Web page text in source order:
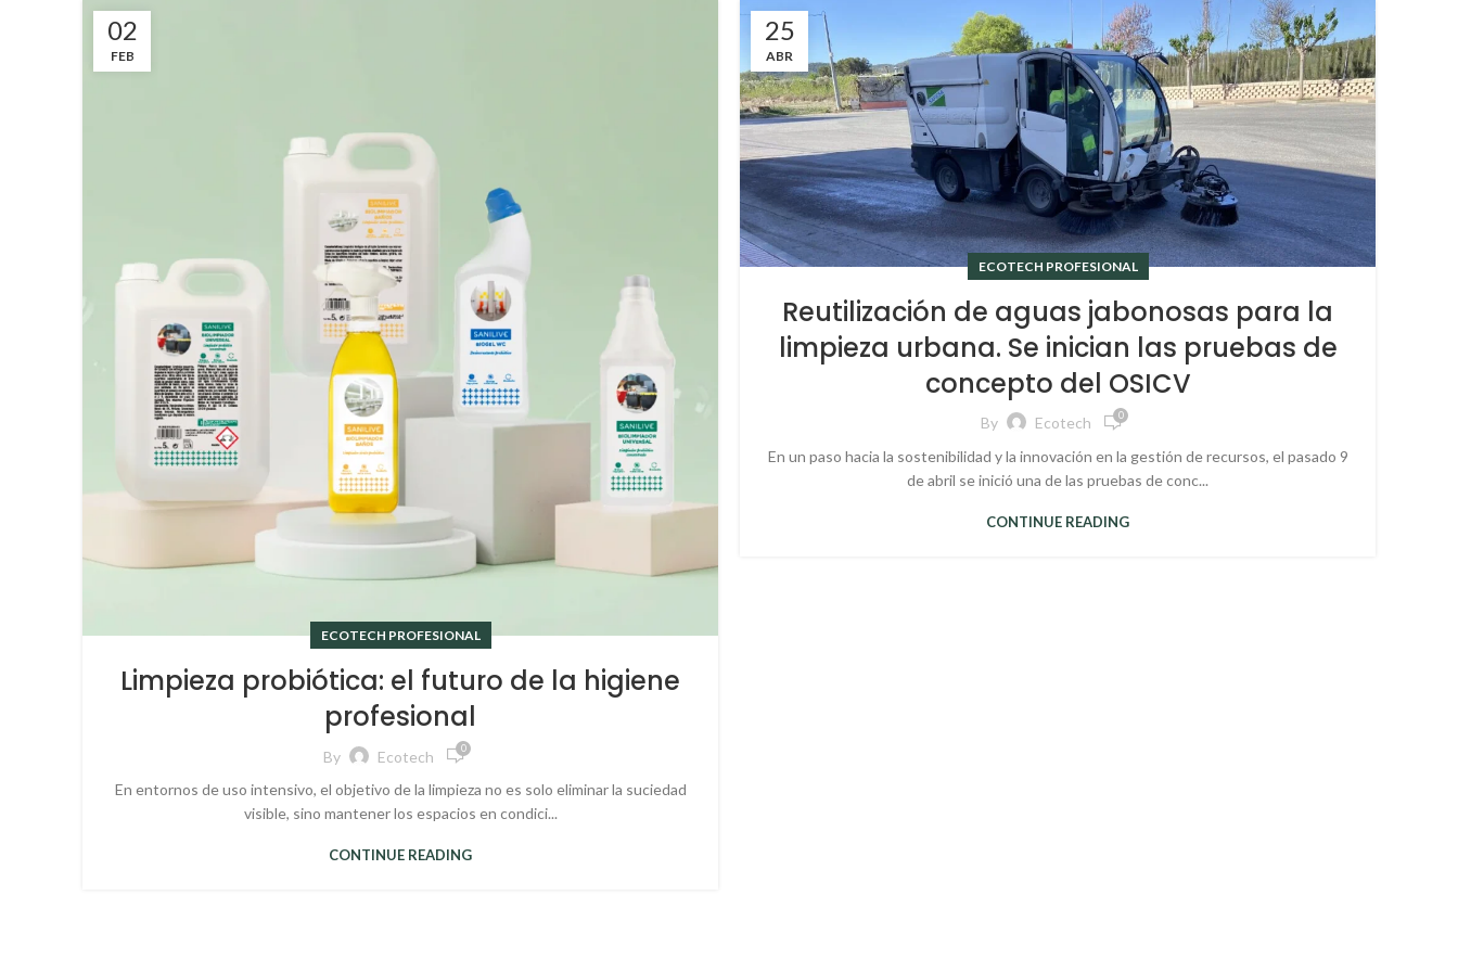
02
FEB
ECOTECH PROFESIONAL
Limpieza probiótica: el futuro de la higiene
profesional
By Ecotech 0
En entornos de uso intensivo, el objetivo de la limpieza no es solo eliminar la suciedad
visible, sino mantener los espacios en condici...
CONTINUE READING
25
ABR
ECOTECH PROFESIONAL
Reutilización de aguas jabonosas para la
limpieza urbana. Se inician las pruebas de
concepto del OSICV
By Ecotech 0
En un paso hacia la sostenibilidad y la innovación en la gestión de recursos, el pasado 9
de abril se inició una de las pruebas de conc...
CONTINUE READING